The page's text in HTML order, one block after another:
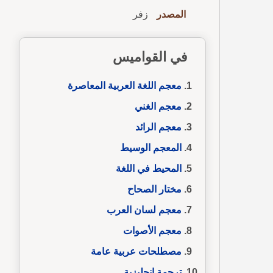
المصدر زفر
في القواميس
معجم اللغة العربية المعاصرة
معجم الغني
معجم الرائد
المعجم الوسيط
المحيط في اللغة
مختار الصحاح
معجم لسان العرب
معجم الأصوات
مصطلحات عربية عامة